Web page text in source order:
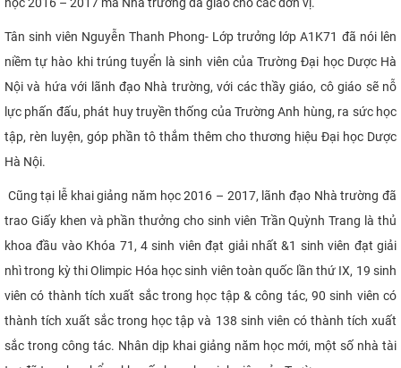
Tân sinh viên Nguyễn Thanh Phong- Lớp trưởng lớp A1K71 đã nói lên
niềm tự hào khi trúng tuyển là sinh viên của Trường Đại học Dược Hà
Nội và hứa với lãnh đạo Nhà trường, với các thầy giáo, cô giáo sẽ nỗ
lực phấn đấu, phát huy truyền thống của Trường Anh hùng, ra sức học
tập, rèn luyện, góp phần tô thắm thêm cho thương hiệu Đại học Dược
Hà Nội.
Cũng tại lễ khai giảng năm học 2016 – 2017, lãnh đạo Nhà trường đã
trao Giấy khen và phần thưởng cho sinh viên Trần Quỳnh Trang là thủ
khoa đầu vào Khóa 71, 4 sinh viên đạt giải nhất &1 sinh viên đạt giải
nhì trong kỳ thi Olimpic Hóa học sinh viên toàn quốc lần thứ IX, 19 sinh
viên có thành tích xuất sắc trong học tập & công tác, 90 sinh viên có
thành tích xuất sắc trong học tập và 138 sinh viên có thành tích xuất
sắc trong công tác. Nhân dịp khai giảng năm học mới, một số nhà tài